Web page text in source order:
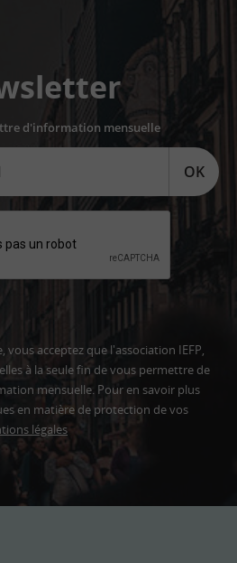
d'information mensuelle
OK
acceptez que l'association IEFP,
à la seule fin de vous permettre de
mensuelle. Pour en savoir plus
en matière de protection de vos
légales